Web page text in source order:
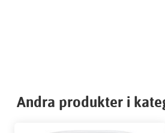
Andra produkter i